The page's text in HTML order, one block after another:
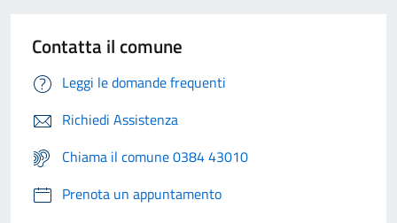
Contatta il comune
Leggi le domande frequenti
Richiedi Assistenza
Chiama il comune 0384 43010
Prenota un appuntamento